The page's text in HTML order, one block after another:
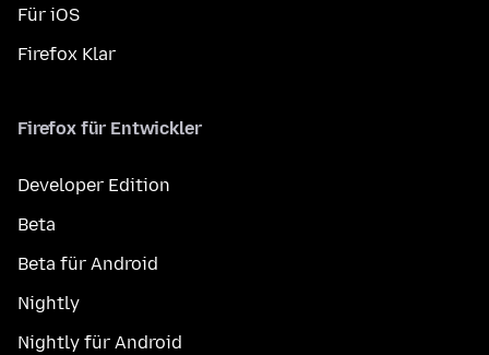
Für iOS
Firefox Klar
Firefox für Entwickler
Developer Edition
Beta
Beta für Android
Nightly
Nightly für Android